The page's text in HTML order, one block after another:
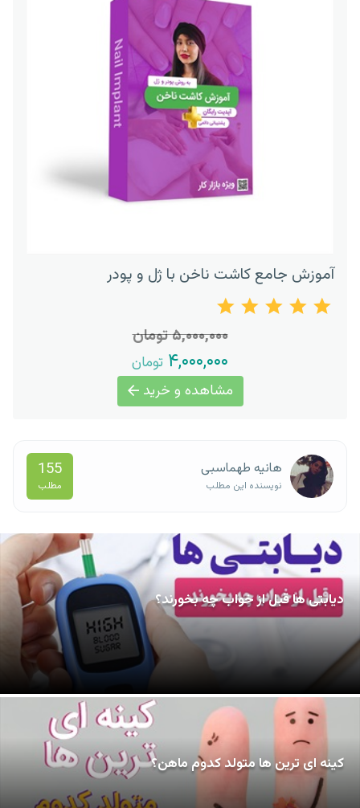
آموزش جامع کاشت ناخن با ژل و پودر
۵,۰۰۰,۰۰۰ تومان
۴,۰۰۰,۰۰۰ تومان
مشاهده و خرید
هانیه طهماسبی
نویسنده این مطلب
155
مطلب
دیابتی ها قبل از خواب چه بخورند؟
کینه ای ترین ها متولد کدوم ماهن؟